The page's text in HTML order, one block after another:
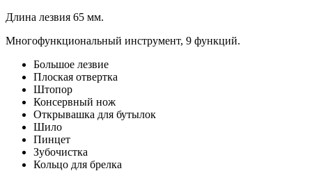
Длина лезвия 65 мм.
Многофункциональный инструмент, 9 функций.
Большое лезвие
Плоская отвертка
Штопор
Консервный нож
Открывашка для бутылок
Шило
Пинцет
Зубочистка
Кольцо для брелка